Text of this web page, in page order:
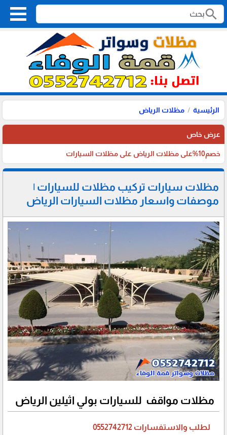
search
الرئيسية مظلات الرياض
عرض خاص
خصم10%على مظلات الرياض على مظلات السيارات
مظلات سيارات تركيب مظلات للسيارات |
موصفات واسعار مظلات السيارات الرياض
مظلات مواقف للسيارات بولي اثيلين الرياض
لطلب والاستفسارات 0552742712